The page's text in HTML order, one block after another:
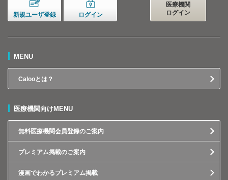
新規ユーザ登録 ログイン
医療機関
ログイン
MENU
Calooとは？
医療機関向けMENU
無料医療機関会員登録のご案内
プレミアム掲載のご案内
漫画でわかるプレミアム掲載